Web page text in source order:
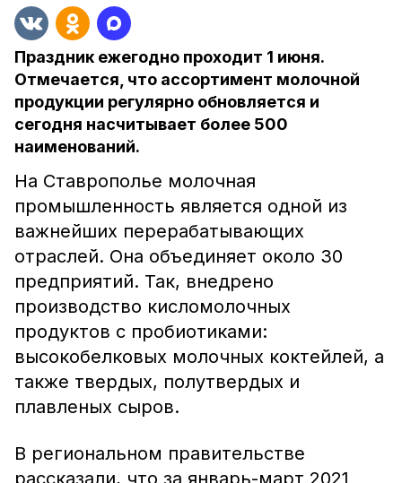
Праздник ежегодно проходит 1 июня.
Отмечается, что ассортимент молочной
продукции регулярно обновляется и
сегодня насчитывает более 500
наименований.
На Ставрополье молочная
промышленность является одной из
важнейших перерабатывающих
отраслей. Она объединяет около 30
предприятий. Так, внедрено
производство кисломолочных
продуктов с пробиотиками:
высокобелковых молочных коктейлей, а
также твердых, полутвердых и
плавленых сыров.
В региональном правительстве
рассказали, что за январь-март 2021